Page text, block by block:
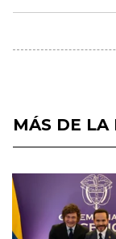
MÁS DE LA